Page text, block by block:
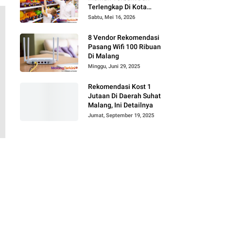
Terlengkap Di Kota
Malang Terbaru Tahun
Anak
Sabtu, Mei 16, 2026
8 Vendor Rekomendasi
Pasang Wifi 100 Ribuan
Di Malang
Minggu, Juni 29, 2025
Rekomendasi Kost 1
Jutaan Di Daerah Suhat
Malang, Ini Detailnya
Jumat, September 19, 2025